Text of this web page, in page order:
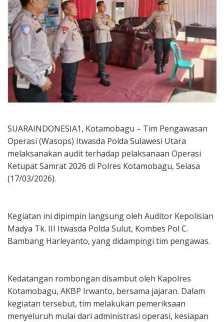
SUARAINDONESIA1, Kotamobagu – Tim Pengawasan
Operasi (Wasops) Itwasda Polda Sulawesi Utara
melaksanakan audit terhadap pelaksanaan Operasi
Ketupat Samrat 2026 di Polres Kotamobagu, Selasa
(17/03/2026).
Kegiatan ini dipimpin langsung oleh Auditor Kepolisian
Madya Tk. III Itwasda Polda Sulut, Kombes Pol C.
Bambang Harleyanto, yang didampingi tim pengawas.
Kedatangan rombongan disambut oleh Kapolres
Kotamobagu, AKBP Irwanto, bersama jajaran. Dalam
kegiatan tersebut, tim melakukan pemeriksaan
menyeluruh mulai dari administrasi operasi, kesiapan